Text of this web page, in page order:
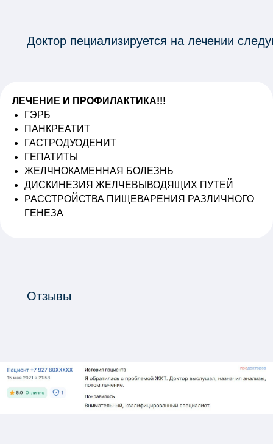
Доктор пециализируется на лечении
ЛЕЧЕНИЕ И ПРОФИЛАКТИКА!!!
ГЭРБ
ПАНКРЕАТИТ
ГАСТРОДУОДЕНИТ
ГЕПАТИТЫ
ЖЕЛЧНОКАМЕННАЯ БОЛЕЗНЬ
ДИСКИНЕЗИЯ ЖЕЛЧЕВЫВОДЯЩИХ ПУТЕЙ
РАССТРОЙСТВА ПИЩЕВАРЕНИЯ РАЗЛИЧНОГО
ГЕНЕЗА
Отзывы